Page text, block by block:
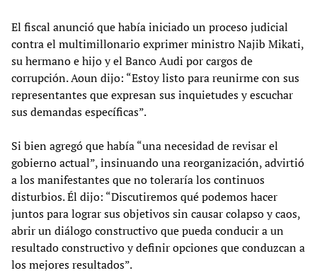
El fiscal anunció que había iniciado un proceso judicial
contra el multimillonario exprimer ministro Najib Mikati,
su hermano e hijo y el Banco Audi por cargos de
corrupción. Aoun dijo: “Estoy listo para reunirme con sus
representantes que expresan sus inquietudes y escuchar
sus demandas específicas”.
Si bien agregó que había “una necesidad de revisar el
gobierno actual”, insinuando una reorganización, advirtió
a los manifestantes que no toleraría los continuos
disturbios. Él dijo: “Discutiremos qué podemos hacer
juntos para lograr sus objetivos sin causar colapso y caos,
abrir un diálogo constructivo que pueda conducir a un
resultado constructivo y definir opciones que conduzcan a
los mejores resultados”.